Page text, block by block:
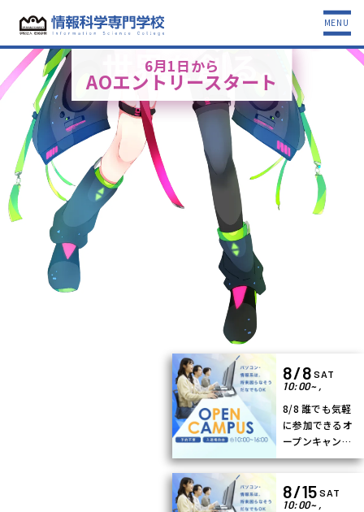
MENU
キミの「
、
世界を創る 。
6月1日から
AOエントリースタート
8/8 SAT
10:00~ ,
8/8 誰でも気軽
に参加できるオ
ープンキャンパ
ス
8/15 SAT
10:00~ ,